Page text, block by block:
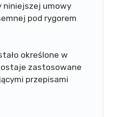
niniejszej umowy
pod rygorem
określone w
zastosowane
przepisami